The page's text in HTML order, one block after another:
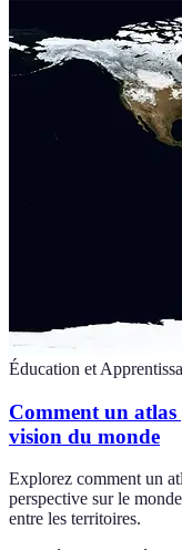
Éducation et
Comment un
vision du monde
Explorez comment un
perspective sur le
entre les territoires.